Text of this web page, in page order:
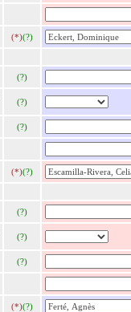
(*)(?)
(?)
(?)
(?)
(*)(?)
(?)
(?)
(?)
(*)(?)